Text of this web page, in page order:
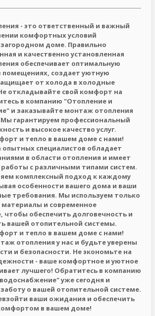
- это ответственный и важный
комфортных условий
доме. Правильно
и качественно установленная
обеспечивает оптимальную
помещениях, создает уютную
от холода в холодные
откладывайте свой комфорт на
в компанию "Отопление и
и заказывайте монтаж отопления
Мы гарантируем профессиональный
и высокое качество услуг.
и тепло в вашем доме с нами!
специалистов обладает
в области отопления и имеет
с различными типами систем.
комплексный подход к каждому
особенности вашего дома и ваши
требования. Мы используем только
материалы и современное
чтобы обеспечить долговечность и
вашей отопительной системы.
и тепло в вашем доме с нами!
отопления у нас и будьте уверены
и безопасности. Не экономьте на
- ваше комфортное и уютное
лучшего! Обратитесь в компанию
уже сегодня и
о вашей отопительной системе.
ваши ожидания и обеспечить
в вашем доме!